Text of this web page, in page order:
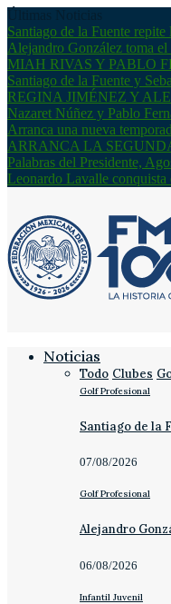
Santiago de la Fuente repite
Alejandro González toma
MIAH RIVAS Y PABLO
Santiago de la Fuente y
REGINA JIMÉNEZ Y
Nazaret Núñez y Pablo
Arranca una nueva
ARRANCA LA
Palabras del Presidente,
Leonardo Lavalle
Noticias
Todo Clubes
Golf Profesional
Santiago de la
07/08/2026
Golf Profesional
Alejandro
06/08/2026
Infantil Juvenil